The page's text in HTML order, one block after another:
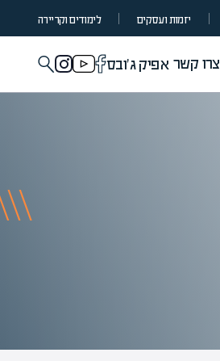
יזמות ועסקים לימודים וקריירה
צרו קשר אפיק ג'ובס